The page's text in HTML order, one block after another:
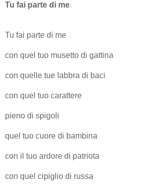
Tu fai parte di me
Tu fai parte di me
con quel tuo musetto di gattina
con quelle tue labbra di baci
con quel tuo carattere
pieno di spigoli
quel tuo cuore di bambina
con il tuo ardore di patriota
con quel cipiglio di russa